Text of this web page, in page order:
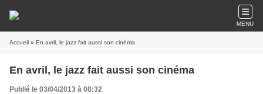
MENU
Accueil » En avril, le jazz fait aussi son cinéma
En avril, le jazz fait aussi son cinéma
Publié le 03/04/2013 à 08:32